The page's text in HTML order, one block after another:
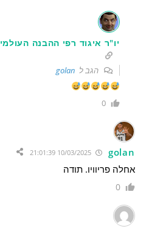
יו"ר איגוד רפי ההבנה העולמי
הגב ל golan
0
golan
אחלה פריוויו. תודה
0